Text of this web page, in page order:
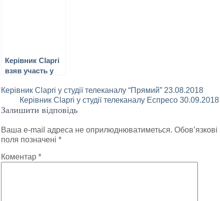
Керівник Clapri
взяв участь у
конференції
“Без вини
винуваті:
декларацій
осіб,
уповноважених
на виконання
Навігація
записів
Керівник Clapri у студії телеканалу “Прямий” 23.08.2018
Керівник Clapri у студії телеканалу Еспресо 30.09.2018
Залишити відповідь
Ваша e-mail адреса не оприлюднюватиметься. Обов’язкові
поля позначені*
Коментар*